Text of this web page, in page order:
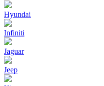
Hyundai
Infiniti
Jaguar
Jeep